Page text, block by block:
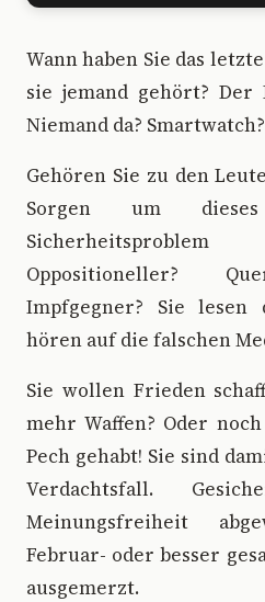
Wann haben Sie das
sie jemand gehört? Der
Niemand da?
Gehören Sie zu den
Sorgen um
Sicherheitsproblem
Oppositioneller?
Impfgegner? Sie lesen
hören auf die falschen
Sie wollen Frieden
mehr Waffen? Oder
Pech gehabt! Sie sind
Verdachtsfall.
Meinungsfreiheit
Februar- oder besser
ausgemerzt.